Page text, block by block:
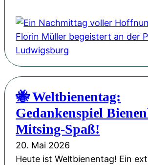
r
e
W
b
i
t
e
i
m
n
N
a
m
i
t
t
🐝 Weltbienentag:
Gedankenspiel
Mitsing-Spaß!
20. Mai 2026
Heute ist Weltbienentag! Ein